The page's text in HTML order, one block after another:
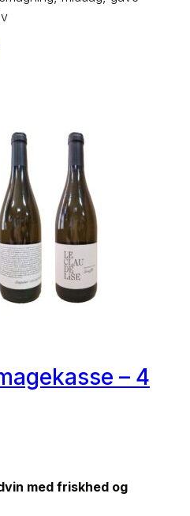
– 4
med friskhed og